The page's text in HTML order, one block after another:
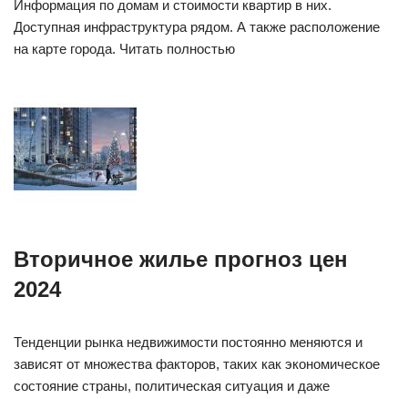
Информация по домам и стоимости квартир в них.
Доступная инфраструктура рядом. А также расположение
на карте города. Читать полностью
Вторичное жилье прогноз цен
2024
Тенденции рынка недвижимости постоянно меняются и
зависят от множества факторов, таких как экономическое
состояние страны, политическая ситуация и даже